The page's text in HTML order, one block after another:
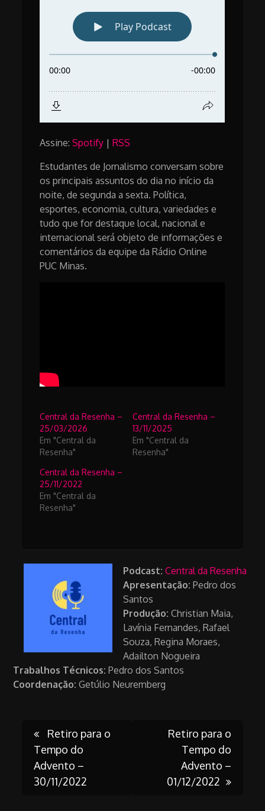
Assine:Spotify |RSS
Estudantes de Jornalismo conversam sobre
os principais assuntos do dia no início da
noite, de segunda a sexta. Política,
esportes, economia, cultura, variedades e
tudo que for destaque local, nacional e
internacional será objeto de informações e
comentários da equipe da Rádio Online
PUC Minas.
Central da Resenha –
25/03/2026
Em "Central da
Resenha"
Central da Resenha –
13/11/2025
Em "Central da
Resenha"
Central da Resenha –
25/11/2022
Em "Central da
Resenha"
Podcast: Central da Resenha
Apresentação:Pedro dos
Santos
Produção: Christian Maia,
Lavínia Fernandes, Rafael
Souza, Regina Moraes,
Adailton Nogueira
Trabalhos Técnicos: Pedro dos Santos
Coordenação: Getúlio Neuremberg
Post
navigation
Retiro para o
Tempo do
Advento –
30/11/2022
Retiro para o
Tempo do
Advento –
01/12/2022